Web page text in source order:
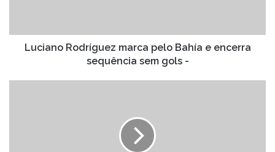
sem
Luciano Rodríguez marca pelo Bahía e encerra
sequência sem gols -